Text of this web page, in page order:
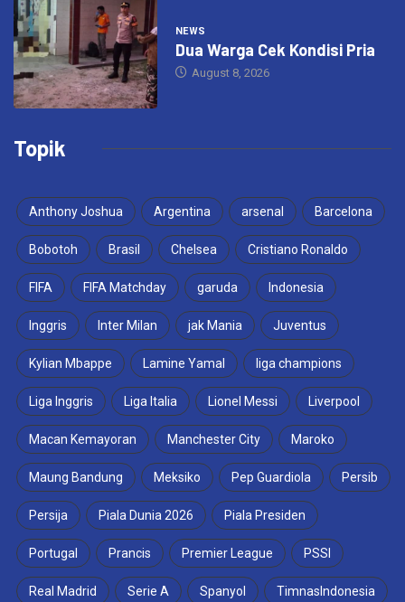
NEWS
Dua Warga Cek Kondisi Pria
August 8, 2026
Topik
Anthony Joshua Argentina arsenal Barcelona
Bobotoh Brasil Chelsea Cristiano Ronaldo
FIFA FIFA Matchday garuda Indonesia
Inggris Inter Milan jak Mania Juventus
Kylian Mbappe Lamine Yamal liga champions
Liga Inggris Liga Italia Lionel Messi Liverpool
Macan Kemayoran Manchester City Maroko
Maung Bandung Meksiko Pep Guardiola Persib
Persija Piala Dunia 2026 Piala Presiden
Portugal Prancis Premier League PSSI
Real Madrid Serie A Spanyol TimnasIndonesia